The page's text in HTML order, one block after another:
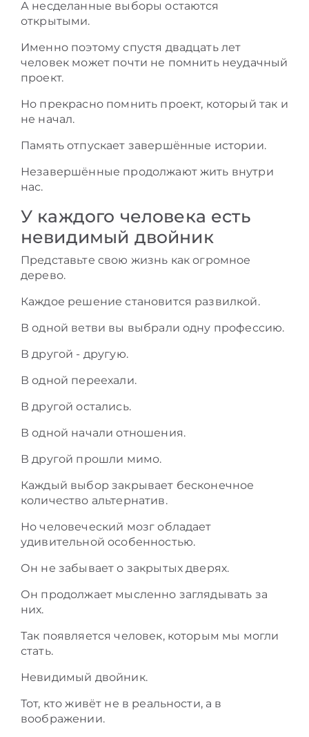
А несделанные выборы остаются
открытыми.
Именно поэтому спустя двадцать лет
человек может почти не помнить неудачный
проект.
Но прекрасно помнить проект, который так и
не начал.
Память отпускает завершённые истории.
Незавершённые продолжают жить внутри
нас.
У каждого человека есть
невидимый двойник
Представьте свою жизнь как огромное
дерево.
Каждое решение становится развилкой.
В одной ветви вы выбрали одну профессию.
В другой - другую.
В одной переехали.
В другой остались.
В одной начали отношения.
В другой прошли мимо.
Каждый выбор закрывает бесконечное
количество альтернатив.
Но человеческий мозг обладает
удивительной особенностью.
Он не забывает о закрытых дверях.
Он продолжает мысленно заглядывать за
них.
Так появляется человек, которым мы могли
стать.
Невидимый двойник.
Тот, кто живёт не в реальности, а в
воображении.